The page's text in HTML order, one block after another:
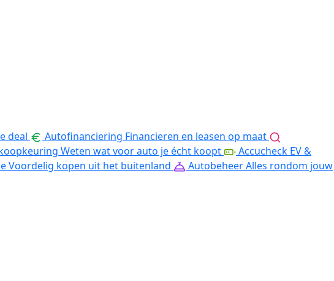
deal Autofinanciering Financieren en leasen op maat
Weten wat voor auto je écht koopt
Accucheck EV &
Voordelig kopen uit het buitenland AutobeheerAlles rondom jouw